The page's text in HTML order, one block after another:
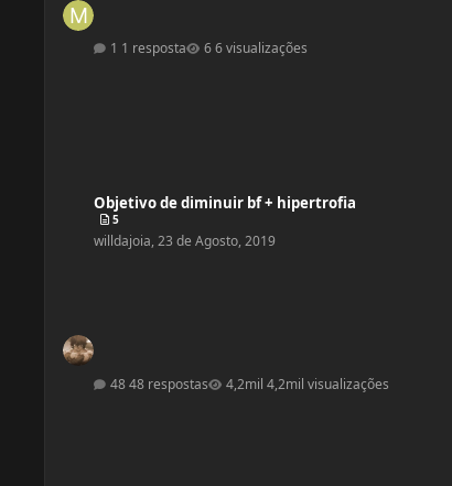
1 resposta 6 visualizações
Objetivo de diminuir bf + hipertrofia
5
willdajoia, 23 de Agosto, 2019
48 respostas 4,2mil visualizações